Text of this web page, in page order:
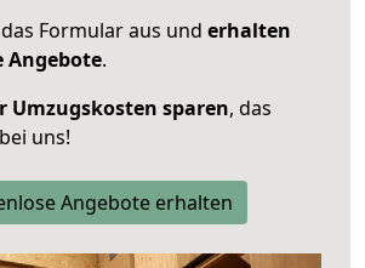
Formular aus und erhalten
Angebote.
Umzugskosten sparen, das
uns!
Angebote erhalten